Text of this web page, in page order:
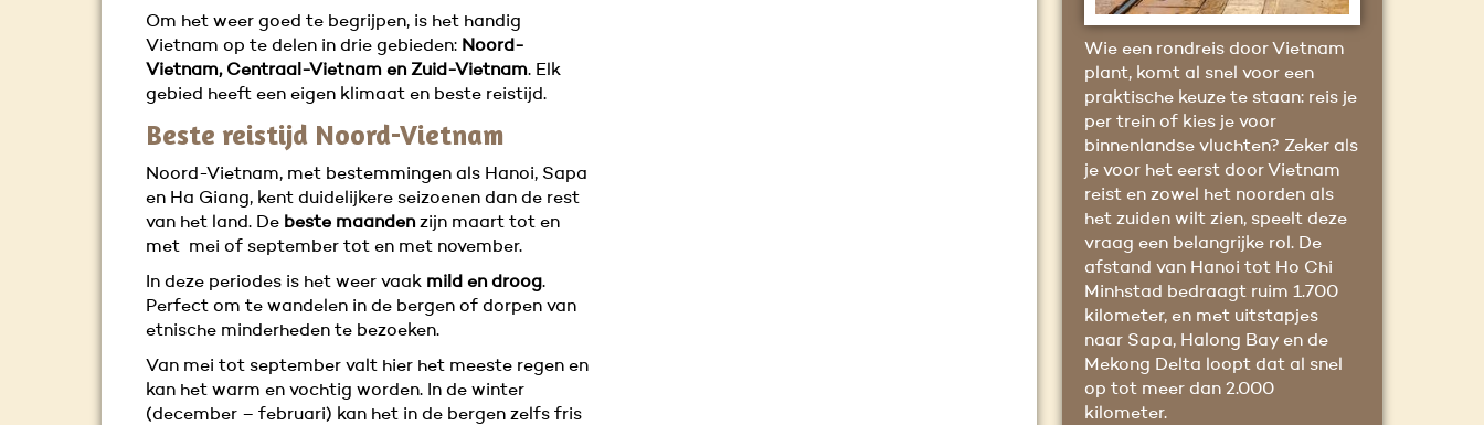
Om het weer goed te begrijpen, is het handig
Vietnam op te delen in drie gebieden: Noord-
Vietnam, Centraal-Vietnam en Zuid-Vietnam. Elk
gebied heeft een eigen klimaat en beste reistijd.
Beste reistijd Noord-Vietnam
Noord-Vietnam, met bestemmingen als Hanoi, Sapa
en Ha Giang, kent duidelijkere seizoenen dan de rest
van het land. De beste maandenzijn maart tot en
met mei of september tot en met november.
In deze periodes is het weer vaak mild en droog.
Perfect om te wandelen in de bergen of dorpen van
etnische minderheden te bezoeken.
Van mei tot september valt hier het meeste regen en
kan het warm en vochtig worden. In de winter
(december – februari) kan het in de bergen zelfs fris
Wie een rondreis door Vietnam
plant, komt al snel voor een
praktische keuze te staan: reis je
per trein of kies je voor
binnenlandse vluchten? Zeker als
je voor het eerst door Vietnam
reist en zowel het noorden als
het zuiden wilt zien, speelt deze
vraag een belangrijke rol. De
afstand van Hanoi tot Ho Chi
Minhstad bedraagt ruim 1.700
kilometer, en met uitstapjes
naar Sapa, Halong Bay en de
Mekong Delta loopt dat al snel
op tot meer dan 2.000
kilometer.